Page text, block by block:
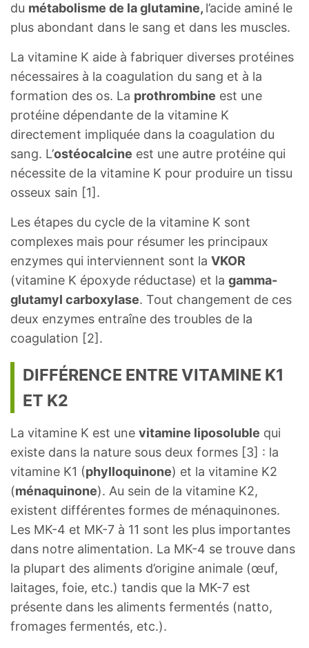
du métabolisme de la glutamine, l’acide aminé le
plus abondant dans le sang et dans les muscles.
La vitamine K aide à fabriquer diverses protéines
nécessaires à la coagulation du sang et à la
formation des os. La prothrombine est une
protéine dépendante de la vitamine K
directement impliquée dans la coagulation du
sang. L’ostéocalcine est une autre protéine qui
nécessite de la vitamine K pour produire un tissu
osseux sain [1].
Les étapes du cycle de la vitamine K sont
complexes mais pour résumer les principaux
enzymes qui interviennent sont la VKOR
(vitamine K époxyde réductase) et la gamma-
glutamyl carboxylase. Tout changement de ces
deux enzymes entraîne des troubles de la
coagulation [2].
DIFFÉRENCE ENTRE VITAMINE K1
ET K2
La vitamine K est une vitamine liposoluble qui
existe dans la nature sous deux formes [3] : la
vitamine K1 (phylloquinone) et la vitamine K2
(ménaquinone). Au sein de la vitamine K2,
existent différentes formes de ménaquinones.
Les MK-4 et MK-7 à 11 sont les plus importantes
dans notre alimentation. La MK-4 se trouve dans
la plupart des aliments d’origine animale (œuf,
laitages, foie, etc.) tandis que la MK-7 est
présente dans les aliments fermentés (natto,
fromages fermentés, etc.).